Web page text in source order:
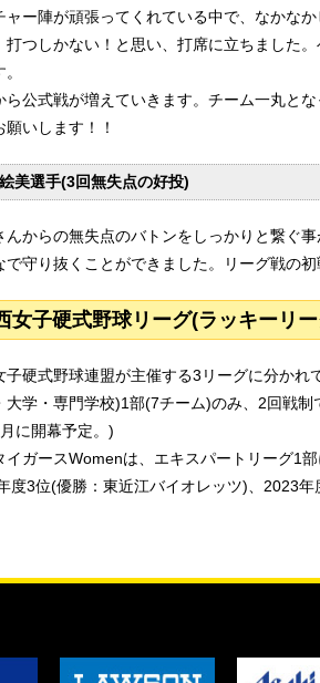
ャー陣が頑張ってくれている中で、なかな
打つしかない！と思い、打席に立ちました
ら公式戦が増えていきます。チーム一丸と
願いします！！
美選手(3回無失点の好投)
んからの無失点のバトンをしっかりと繋ぐ
で守り抜くことができました。リーグ戦の
女子硬式野球リーグ(ラッキーリ
子硬式野球連盟が主催する3リーグに分か
大学・専門学校)1部(7チーム)のみ、2回戦
に開幕予定。)
イガースWomenは、エキスパートリーグ1
度3位(優勝：東近江バイオレッツ)、2023